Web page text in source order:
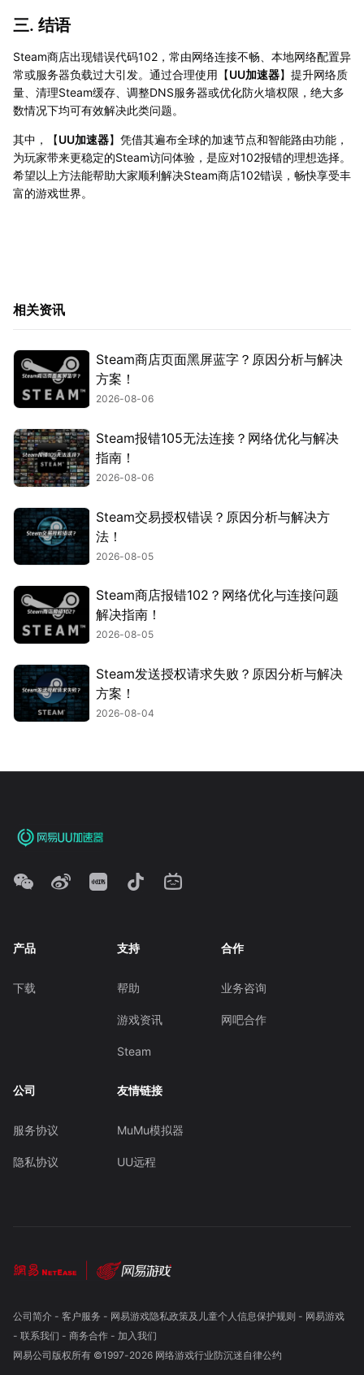
三. 结语
Steam商店出现错误代码102，常由网络连接不畅、本地网络配置异
常或服务器负载过大引发。通过合理使用【UU加速器】提升网络质
量、清理Steam缓存、调整DNS服务器或优化防火墙权限，绝大多
数情况下均可有效解决此类问题。
其中，【UU加速器】凭借其遍布全球的加速节点和智能路由功能，
为玩家带来更稳定的Steam访问体验，是应对102报错的理想选择。
希望以上方法能帮助大家顺利解决Steam商店102错误，畅快享受丰
富的游戏世界。
相关资讯
Steam商店页面黑屏蓝字？原因分析与解决
方案！
2026-08-06
Steam报错105无法连接？网络优化与解决
指南！
2026-08-06
Steam交易授权错误？原因分析与解决方
法！
2026-08-05
Steam商店报错102？网络优化与连接问题
解决指南！
2026-08-05
Steam发送授权请求失败？原因分析与解决
方案！
2026-08-04
产品
下载
支持
帮助
游戏资讯
Steam
合作
业务咨询
网吧合作
公司
服务协议
隐私协议
友情链接
MuMu模拟器
UU远程
公司简介- 客户服务 - 网易游戏隐私政策及儿童个人信息保护规则 - 网易游戏
- 联系我们 - 商务合作- 加入我们
网易公司版权所有 ©1997-2026 网络游戏行业防沉迷自律公约